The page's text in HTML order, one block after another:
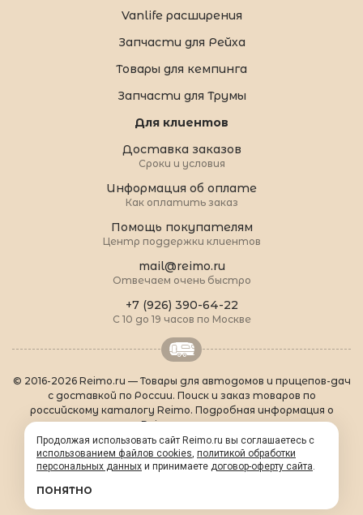
Vanlife расширения
Запчасти для Рейха
Товары для кемпинга
Запчасти для Трумы
Для клиентов
Доставка заказов
Сроки и условия
Информация об оплате
Как оплатить заказ
Помощь покупателям
Центр поддержки клиентов
mail@reimo.ru
Отвечаем очень быстро
+7 (926) 390-64-22
С 10 до 19 часов по Москве
© 2016-2026 Reimo.ru — Товары для автодомов и прицепов-дач
с доставкой по России. Поиск и заказ товаров по
российскому каталогу Reimo. Подробная информация о
товарах Reimo на русском языке.
О Reimo
| Популярные товары | Формальности
Контакты
| sitemap.xml
Продолжая использовать сайт Reimo.ru вы соглашаетесь с
использованием файлов cookies, политикой обработки
персональных данных и принимаете договор-оферту сайта.
ПОНЯТНО